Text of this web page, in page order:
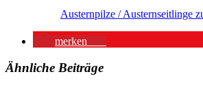
Austernpilze / Austernseitlinge
merken
Ähnliche Beiträge